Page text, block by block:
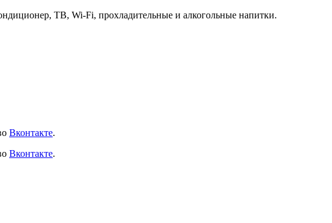
ТВ, Wi-Fi, прохладительные и алкогольные напитки.
Вконтакте.
Вконтакте.